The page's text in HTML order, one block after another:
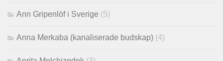
Ann Gripenlöf i Sverige (5)
Anna Merkaba (kanaliserade budskap) (4)